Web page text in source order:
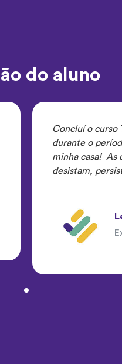
do aluno
Concluí o curso
durante o
minha casa! As
desistam,